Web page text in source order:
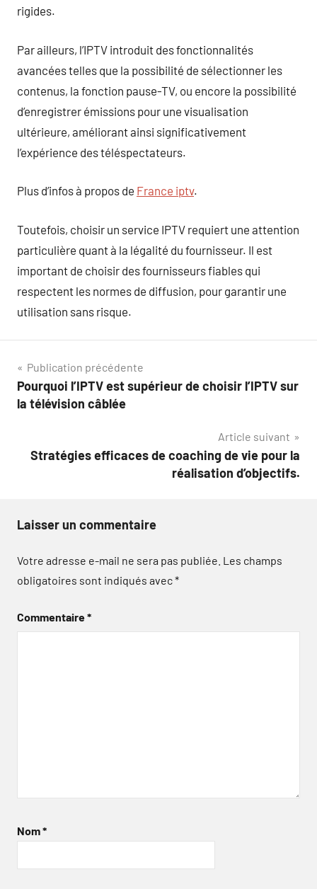
rigides.
Par ailleurs, l’IPTV introduit des fonctionnalités
avancées telles que la possibilité de sélectionner les
contenus, la fonction pause-TV, ou encore la possibilité
d’enregistrer émissions pour une visualisation
ultérieure, améliorant ainsi significativement
l’expérience des téléspectateurs.
Plus d’infos à propos de France iptv.
Toutefois, choisir un service IPTV requiert une attention
particulière quant à la légalité du fournisseur. Il est
important de choisir des fournisseurs fiables qui
respectent les normes de diffusion, pour garantir une
utilisation sans risque.
Navigation
de
Publication précédente
Pourquoi l’IPTV est supérieur de choisir l’IPTV sur
la télévision câblée
Article suivant
Stratégies efficaces de coaching de vie pour la
réalisation d’objectifs.
Laisser un commentaire
Votre adresse e-mail ne sera pas publiée. Les champs
obligatoires sont indiqués avec*
Commentaire*
Nom*